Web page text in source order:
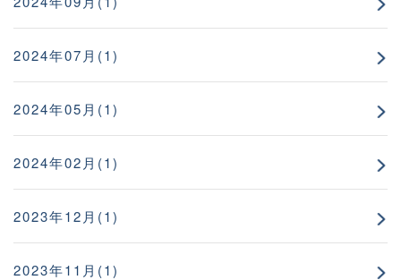
2024年07月(1)
2024年05月(1)
2024年02月(1)
2023年12月(1)
2023年11月(1)